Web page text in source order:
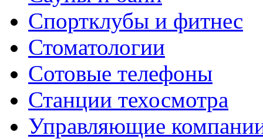
Спортклубы и фитнес
Стоматологии
Сотовые телефоны
Станции техосмотра
Управляющие